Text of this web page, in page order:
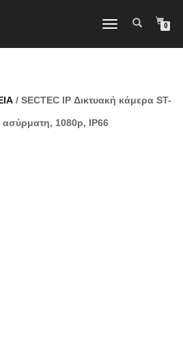
ΕΝΑΛΛΑΓΉ
0
/ SECTEC IP Δικτυακή κάμερα ST-
ασύρματη, 1080p, IP66